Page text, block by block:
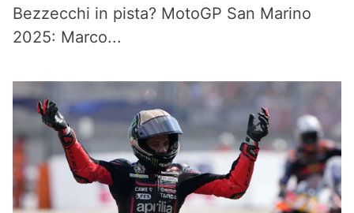
Bezzecchi in pista? MotoGP San Marino
2025: Marco...